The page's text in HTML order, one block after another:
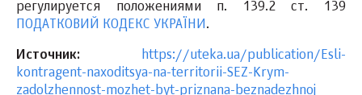
регулируется положениями п. 139.2 ст. 139
ПОДАТКОВИЙ КОДЕКС УКРАЇНИ .
Источник:
https://uteka.ua/publication/Esli-
kontragent-naxoditsya-na-territorii-SEZ-Krym-
zadolzhennost-mozhet-byt-priznana-beznadezhnoj